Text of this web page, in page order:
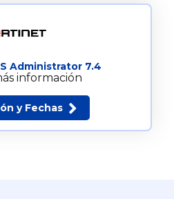
Administrator 7.4
información
y Fechas